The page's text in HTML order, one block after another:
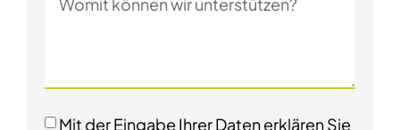
Mit der Eingabe Ihrer Daten erklären Sie